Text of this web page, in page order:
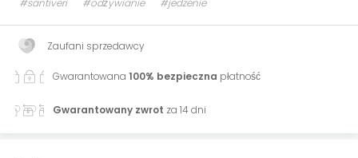
#santiveri #odżywianie #jedzenie
Zaufani sprzedawcy
Gwarantowana 100% bezpieczna płatność
Gwarantowany zwrot za 14 dni